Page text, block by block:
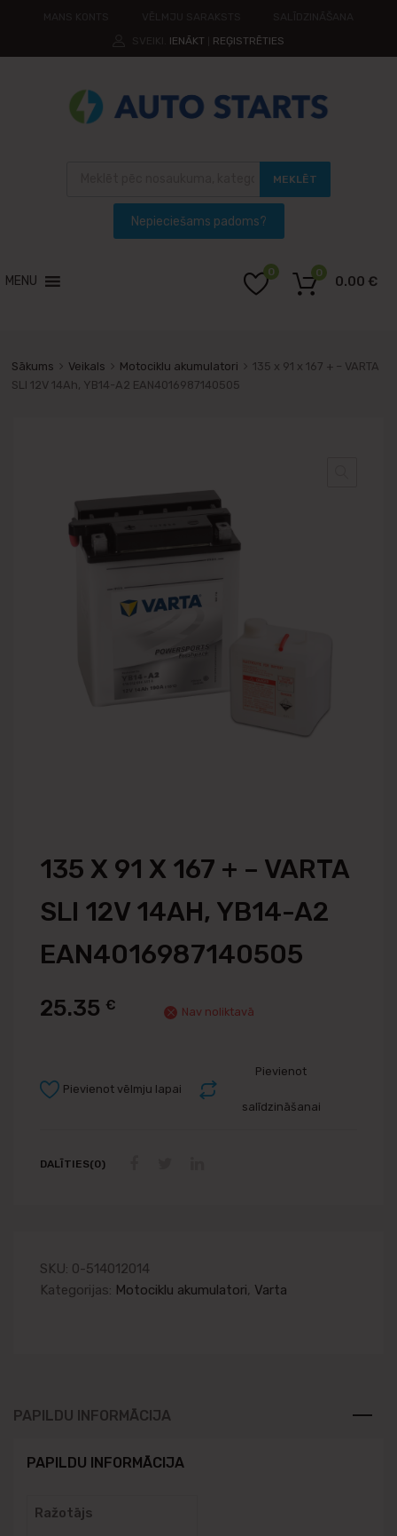
IENĀKT REĢISTRĒTIES
MEKLĒT
MENU
0
0.00 €
0
Sākums Veikals Motociklu akumulatori
135 x 91 x 167 + – VARTA
SLI 12V 14Ah, YB14-A2 EAN4016987140505
135 X 91 X 167 + – VARTA
SLI 12V 14AH, YB14-A2
EAN4016987140505
25.35 € Nav noliktavā
Pievienot
salīdzināšanai
Pievienot vēlmju lapai
DALĪTIES(0)
SKU: 0-514012014
Kategorijas: Motociklu akumulatori, Varta
PAPILDU INFORMĀCIJA
PAPILDU INFORMĀCIJA
Ražotājs